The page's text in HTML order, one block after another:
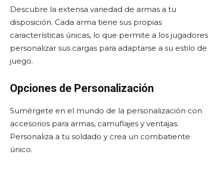
Descubre la extensa variedad de armas a tu
disposición. Cada arma tiene sus propias
características únicas, lo que permite a los jugadores
personalizar sus cargas para adaptarse a su estilo de
juego.
Opciones de Personalización
Sumérgete en el mundo de la personalización con
accesorios para armas, camuflajes y ventajas.
Personaliza a tu soldado y crea un combatiente
único.